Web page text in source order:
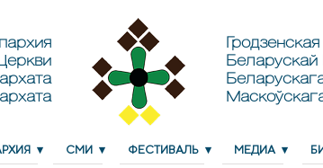
Гродзенская
СМИ ФЕСТИВАЛЬ МЕДИА